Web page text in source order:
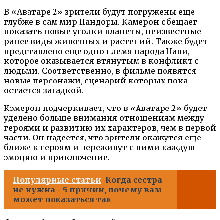
В «Аватаре 2» зрители будут погружены еще
глубже в сам мир Пандоры. Камерон обещает
показать новые уголки планеты, неизвестные
ранее виды животных и растений. Также будет
представлено еще одно племя народа Нави,
которое оказывается втянутым в конфликт с
людьми. Соответственно, в фильме появятся
новые персонажи, сценарий которых пока
остается загадкой.
Кэмерон подчеркивает, что в «Аватаре 2» будет
уделено больше внимания отношениям между
героями и развитию их характеров, чем в первой
части. Он надеется, что зрители окажутся еще
ближе к героям и переживут с ними каждую
эмоцию и приключение.
Популярные статьи Когда сестра
не нужна - 5 причин, почему вам
может показаться так